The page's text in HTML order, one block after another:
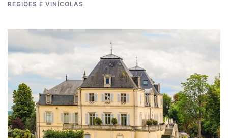
REGIÕES E VINÍCOLAS